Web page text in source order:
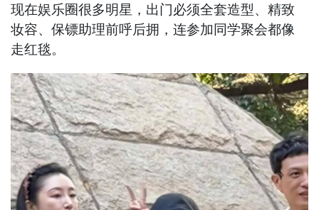
现在娱乐圈很多明星，出门必须全套造型、精致
妆容、保镖助理前呼后拥，连参加同学聚会都像
走红毯。